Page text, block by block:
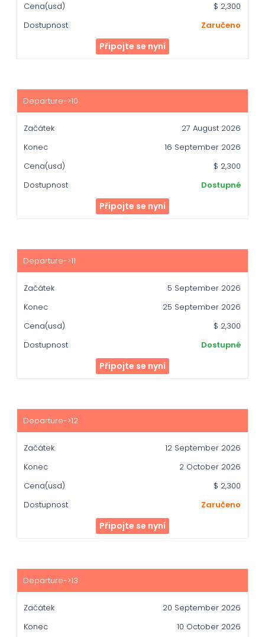
$ 2,300
Zaručeno
Připojte se nyní
27 August 2026
16 September 2026
$ 2,300
Dostupné
Připojte se nyní
5 September 2026
25 September 2026
$ 2,300
Dostupné
Připojte se nyní
12 September 2026
2 October 2026
$ 2,300
Zaručeno
Připojte se nyní
20 September 2026
10 October 2026